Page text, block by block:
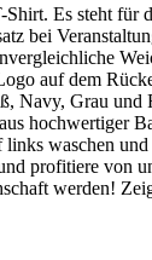
Es steht für
bei
auf dem
Navy, Grau und
hochwertiger
waschen
profitiere von
werden!